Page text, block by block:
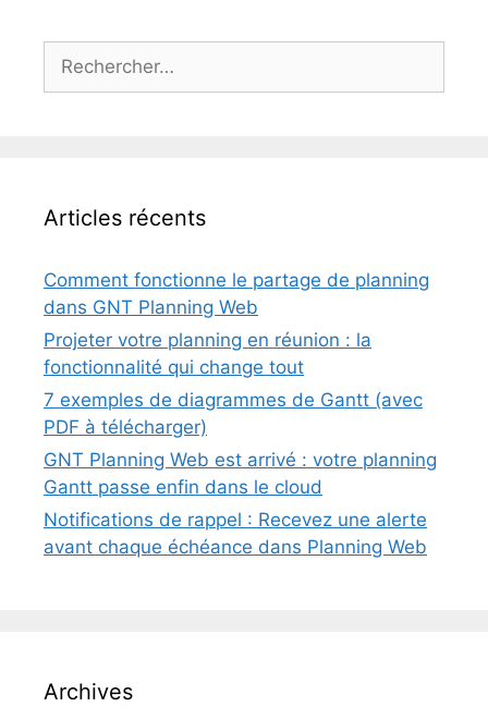
Rechercher :
Articles récents
Comment fonctionne le partage de planning
dans GNT Planning Web
Projeter votre planning en réunion : la
fonctionnalité qui change tout
7 exemples de diagrammes de Gantt (avec
PDF à télécharger)
GNT Planning Web est arrivé : votre planning
Gantt passe enfin dans le cloud
Notifications de rappel : Recevez une alerte
avant chaque échéance dans Planning Web
Archives